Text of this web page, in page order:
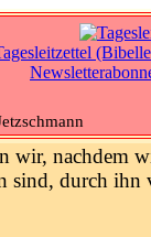
wir, nachdem
sind, durch ihn